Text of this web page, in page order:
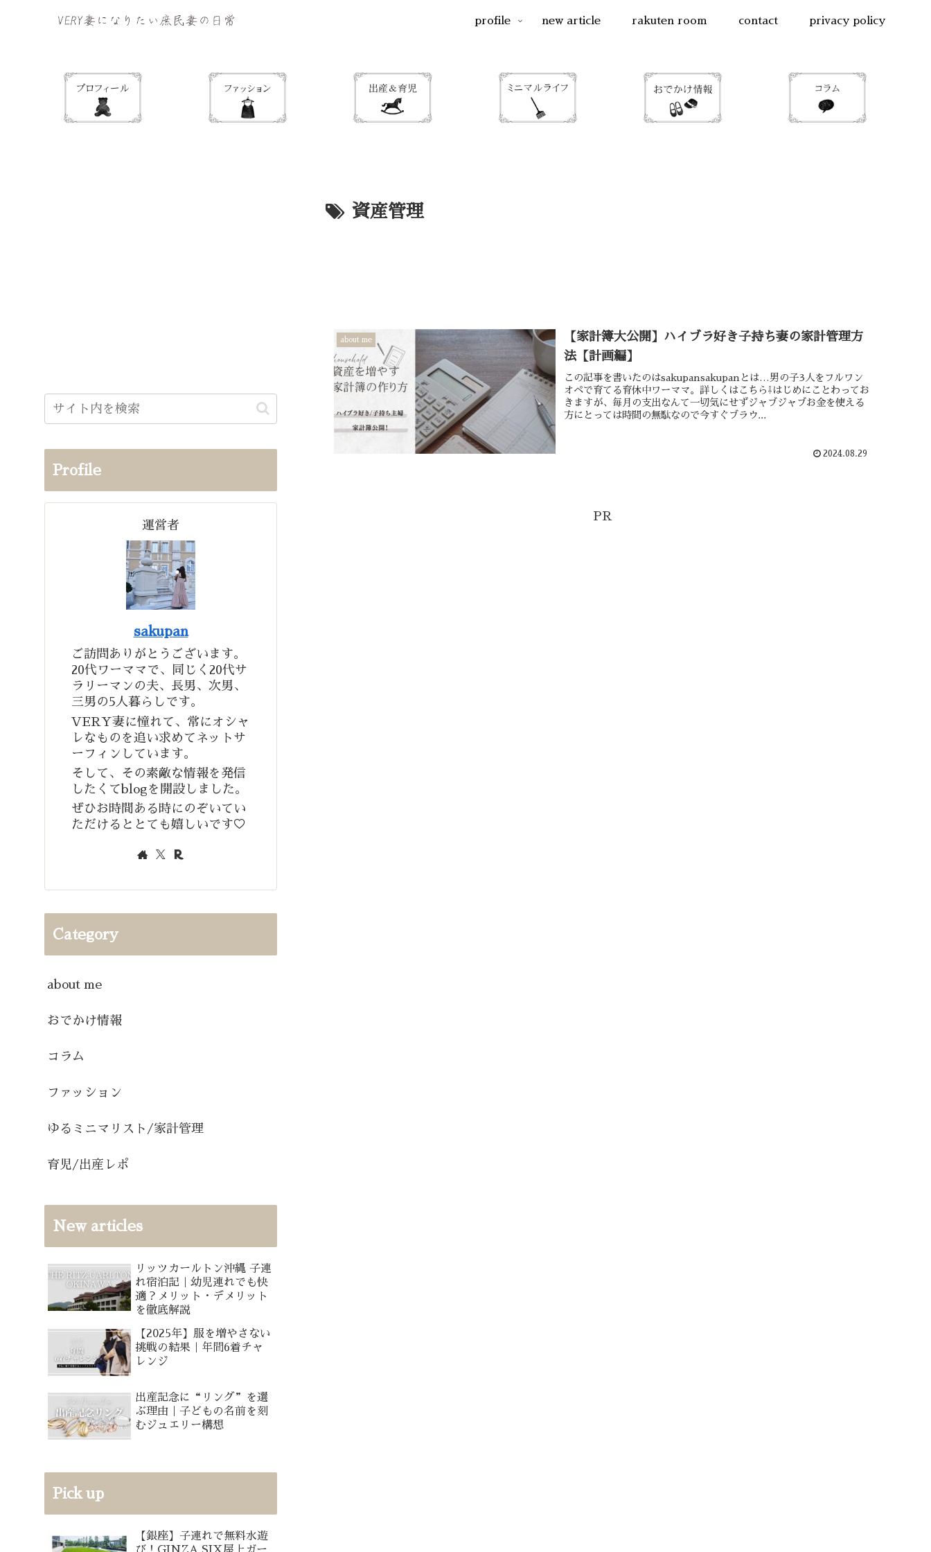
profile new article rakuten room contact privacy policy
資産管理
about me
【家計簿大公開】ハイブラ好き子持ち妻の家計管理方
法【計画編】
この記事を書いたのはsakupansakupanとは…男の子3人をフルワン
オペで育てる育休中ワーママ。詳しくはこちら⇩はじめにことわってお
きますが、毎月の支出なんて一切気にせずジャブジャブお金を使える
方にとっては時間の無駄なので今すぐブラウ...
2024.08.29
PR
Profile
運営者
sakupan
ご訪問ありがとうございます。
20代ワーママで、同じく20代サ
ラリーマンの夫、長男、次男、
三男の5人暮らしです。
VERY妻に憧れて、常にオシャ
レなものを追い求めてネットサ
ーフィンしています。
そして、その素敵な情報を発信
したくてblogを開設しました。
ぜひお時間ある時にのぞいてい
ただけるととても嬉しいです♡
Category
about me
おでかけ情報
コラム
ファッション
ゆるミニマリスト/家計管理
育児/出産レポ
New articles
リッツカールトン沖縄 子連
れ宿泊記｜幼児連れでも快
適？メリット・デメリット
を徹底解説
【2025年】服を増やさない
挑戦の結果｜年間6着チャ
レンジ
出産記念に“リング”を選
ぶ理由｜子どもの名前を刻
むジュエリー構想
Pick up
【銀座】子連れで無料水遊